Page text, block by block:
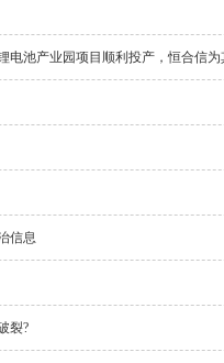
电池产业园项目顺利投产，恒合信
信息
裂?